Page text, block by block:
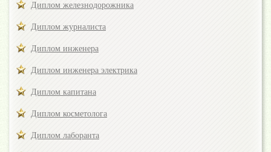
Диплом железнодорожника
Диплом журналиста
Диплом инженера
Диплом инженера электрика
Диплом капитана
Диплом косметолога
Диплом лаборанта